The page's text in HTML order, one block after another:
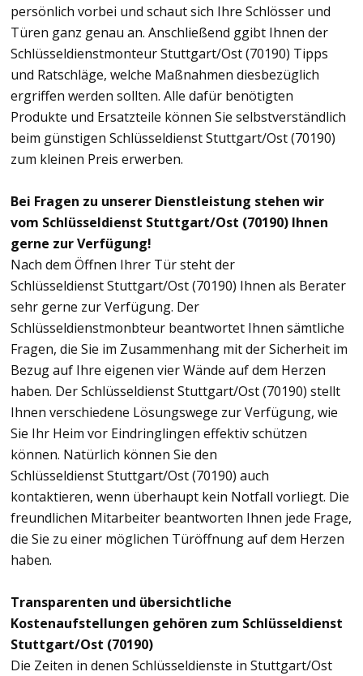
persönlich vorbei und schaut sich Ihre Schlösser und
Türen ganz genau an. Anschließend ggibt Ihnen der
Schlüsseldienstmonteur Stuttgart/Ost (70190) Tipps
und Ratschläge, welche Maßnahmen diesbezüglich
ergriffen werden sollten. Alle dafür benötigten
Produkte und Ersatzteile können Sie selbstverständlich
beim günstigen Schlüsseldienst Stuttgart/Ost (70190)
zum kleinen Preis erwerben.
Bei Fragen zu unserer Dienstleistung stehen wir
vom Schlüsseldienst Stuttgart/Ost (70190) Ihnen
gerne zur Verfügung!
Nach dem Öffnen Ihrer Tür steht der
Schlüsseldienst Stuttgart/Ost (70190) Ihnen als Berater
sehr gerne zur Verfügung. Der
Schlüsseldienstmonbteur beantwortet Ihnen sämtliche
Fragen, die Sie im Zusammenhang mit der Sicherheit im
Bezug auf Ihre eigenen vier Wände auf dem Herzen
haben. Der Schlüsseldienst Stuttgart/Ost (70190) stellt
Ihnen verschiedene Lösungswege zur Verfügung, wie
Sie Ihr Heim vor Eindringlingen effektiv schützen
können. Natürlich können Sie den
Schlüsseldienst Stuttgart/Ost (70190) auch
kontaktieren, wenn überhaupt kein Notfall vorliegt. Die
freundlichen Mitarbeiter beantworten Ihnen jede Frage,
die Sie zu einer möglichen Türöffnung auf dem Herzen
haben.
Transparenten und übersichtliche
Kostenaufstellungen gehören zum Schlüsseldienst
Stuttgart/Ost (70190)
Die Zeiten in denen Schlüsseldienste in Stuttgart/Ost